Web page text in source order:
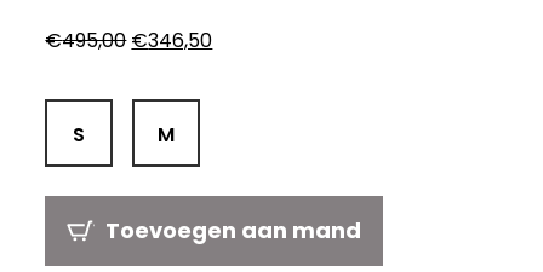
€495,00 Oorspronkelijke
was:
€495,00.
€346,50Huidige
S M
Toevoegen aan mand